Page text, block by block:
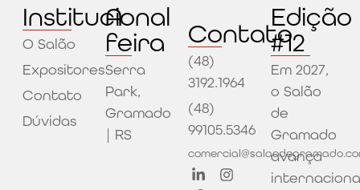
Institucional
O Salão
Expositores
Contato
Dúvidas
A
feira
Serra
Park,
Gramado
| RS
Contato
(48)
3192.1964
(48)
99105.5346
Edição
#12
Em 2027,
o Salão
de
Gramado
avança